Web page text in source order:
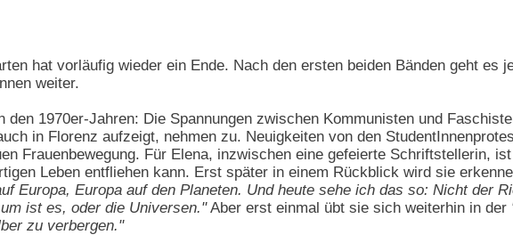
hat vorläufig wieder ein Ende. Nach den ersten beiden Bänden geht es
weiter.
den 1970er-Jahren: Die Spannungen zwischen Kommunisten und
in Florenz aufzeigt, nehmen zu. Neuigkeiten von den
Frauenbewegung. Für Elena, inzwischen eine gefeierte Schriftstellerin,
Leben entfliehen kann. Erst später in einem Rückblick wird sie
Europa, Europa auf den Planeten. Und heute sehe ich das so: Nicht der
ist es, oder die Universen."Aber erst einmal übt sie sich weiterhin in der
zu verbergen."